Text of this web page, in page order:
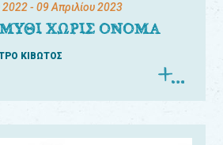
2022- 09 Απριλίου 2023
ΧΩΡΙΣ ΟΝΟΜΑ
ΚΙΒΩΤΟΣ